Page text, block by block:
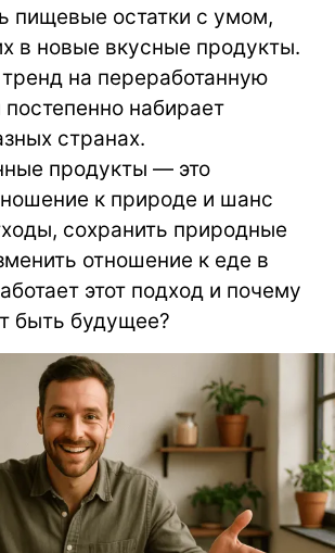
пищевые остатки с умом,
в новые вкусные продукты.
на переработанную
набирает
странах.
продукты — это
к природе и шанс
сохранить природные
отношение к еде в
этот подход и почему
быть будущее?